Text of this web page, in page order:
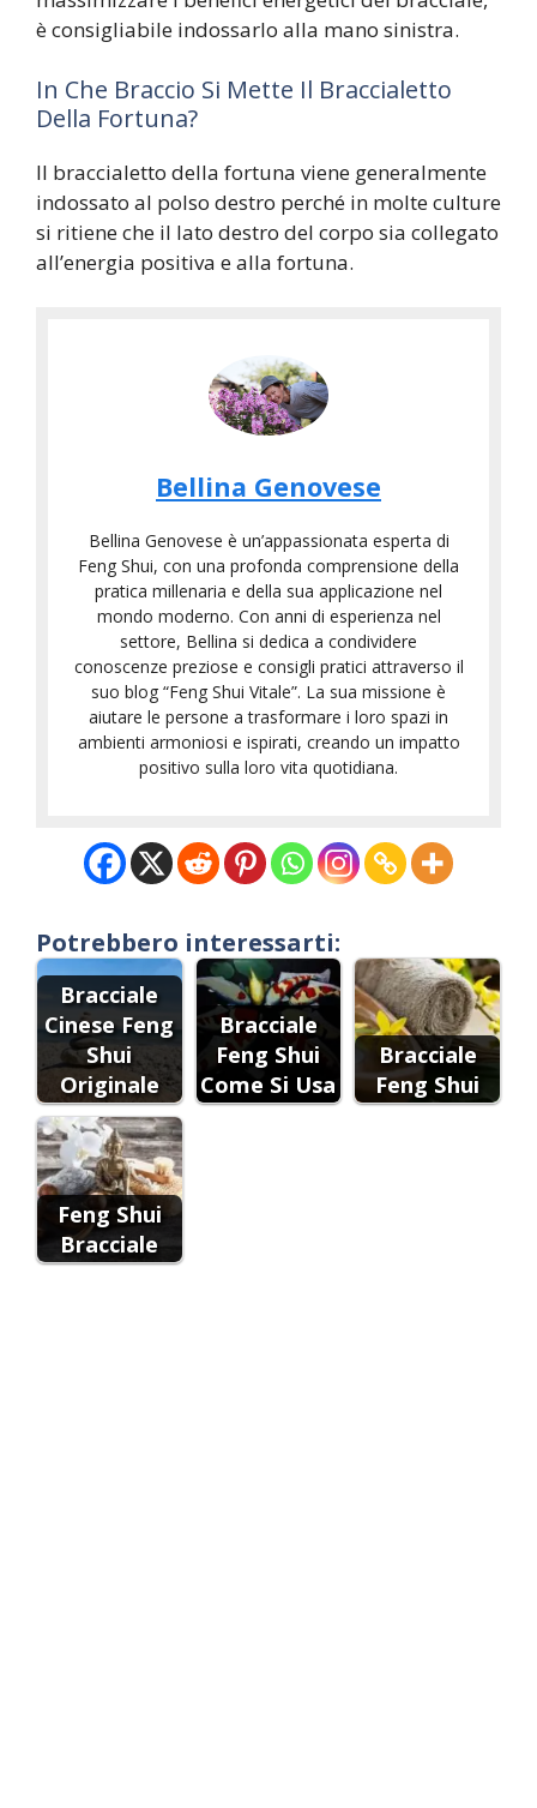
è consigliabile indossarlo alla mano sinistra.
In Che Braccio Si Mette Il Braccialetto
Della Fortuna?
Il braccialetto della fortuna viene generalmente
indossato al polso destro perché in molte culture
si ritiene che il lato destro del corpo sia collegato
all’energia positiva e alla fortuna.
Bellina Genovese
Bellina Genovese è un’appassionata esperta di
Feng Shui, con una profonda comprensione della
pratica millenaria e della sua applicazione nel
mondo moderno. Con anni di esperienza nel
settore, Bellina si dedica a condividere
conoscenze preziose e consigli pratici attraverso il
suo blog “Feng Shui Vitale”. La sua missione è
aiutare le persone a trasformare i loro spazi in
ambienti armoniosi e ispirati, creando un impatto
positivo sulla loro vita quotidiana.
Potrebbero interessarti:
Bracciale
Cinese Feng
Shui
Originale
Bracciale
Feng Shui
Come Si Usa
Bracciale
Feng Shui
Feng Shui
Bracciale